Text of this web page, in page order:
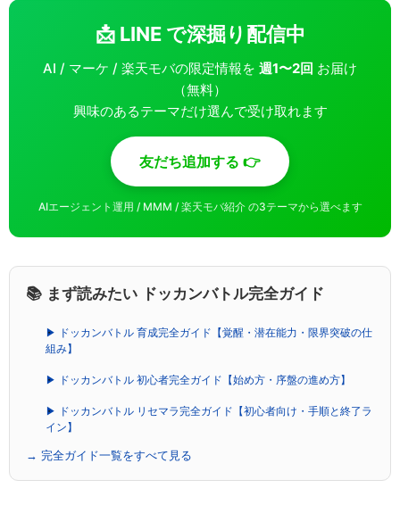
📩 LINE で深掘り配信中
AI / マーケ / 楽天モバの限定情報を 週1〜2回 お届け
（無料）
興味のあるテーマだけ選んで受け取れます
友だち追加する 👉
AIエージェント運用 / MMM / 楽天モバ紹介 の3テーマから選べます
📚 まず読みたい ドッカンバトル完全ガイド
▶ ドッカンバトル 育成完全ガイド【覚醒・潜在能力・限界突破の仕
組み】
▶ ドッカンバトル 初心者完全ガイド【始め方・序盤の進め方】
▶ ドッカンバトル リセマラ完全ガイド【初心者向け・手順と終了ラ
イン】
→ 完全ガイド一覧をすべて見る